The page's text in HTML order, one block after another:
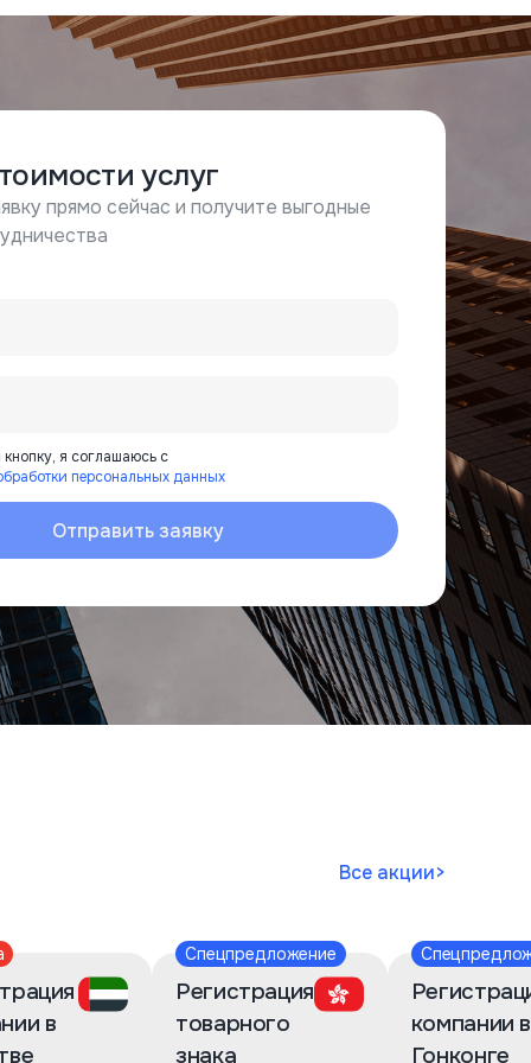
услуг
прямо сейчас и получите выгодные
я соглашаюсь с
персональных данных
Отправить заявку
Все акции>
в
Спецпредложение
Регистрация
товарного
знака
компании в
Гонконге